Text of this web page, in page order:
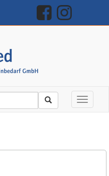
Toggle